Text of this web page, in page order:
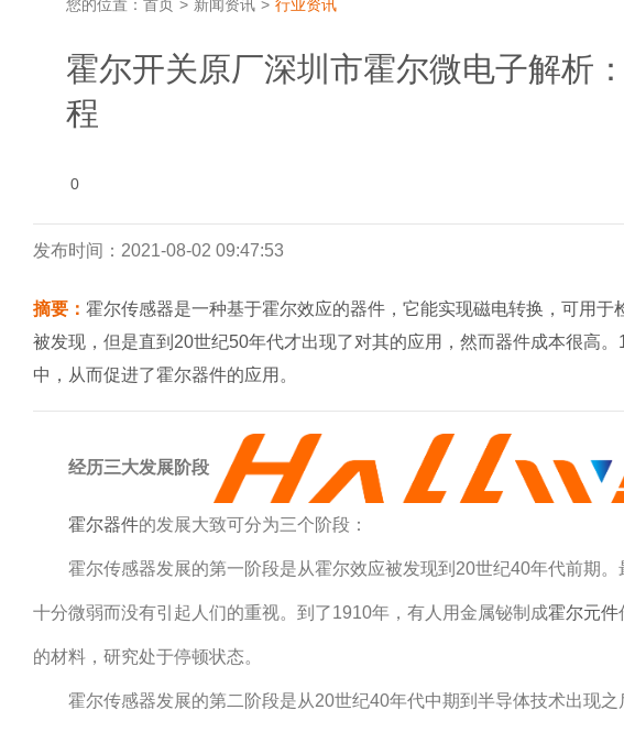
您的位置： 首页 > 新闻资讯 > 行业资讯
霍尔开关原厂深圳市霍尔微电子解析
程
0
发布时间：2021-08-02 09:47:53
摘要： 霍尔传感器是一种基于霍尔效应的器件，它能实现磁电转换，可用
被发现，但是直到20世纪50年代才出现了对其的应用，然而器件成本很高
中，从而促进了霍尔器件的应用。
经历三大发展阶段
霍尔器件的发展大致可分为三个阶段：
霍尔传感器发展的第一阶段是从霍尔效应被发现到20世纪40年代前期
十分微弱而没有引起人们的重视。到了1910年，有人用金属铋制成霍尔元件
的材料，研究处于停顿状态。
霍尔传感器发展的第二阶段是从20世纪40年代中期到半导体技术出现